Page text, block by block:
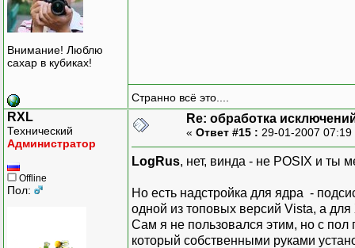
Внимание! Люблю
сахар в кубиках!
Странно всё это....
RXL
Технический
Администратор
Offline
Пол:
Re: обработка
« Ответ #15 : 29-01-2007
LogRus, нет, винда - не POSIX и ты
Но есть надстройка для ядра -
одной из топовых версий Vista, а
Сам я не пользовался этим, но с
который собственными руками